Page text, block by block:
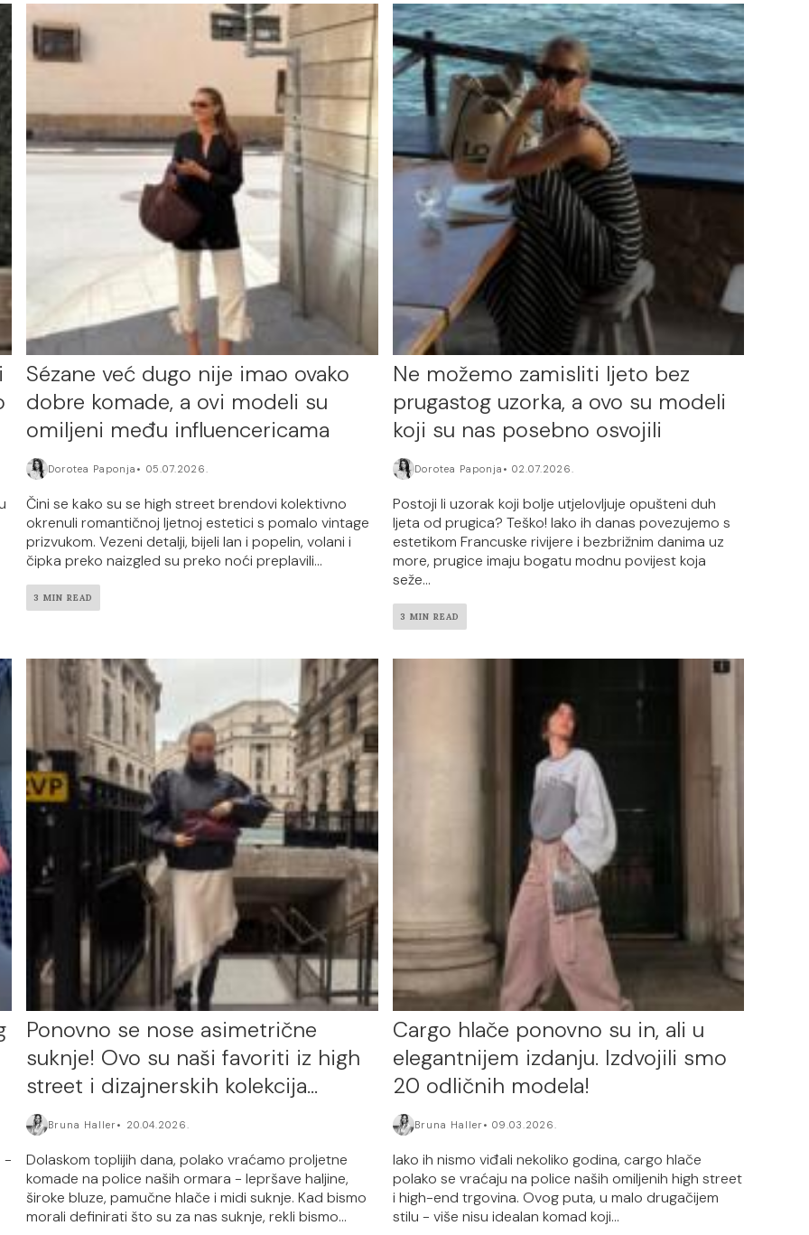
Sézane već dugo nije imao ovako
dobre komade, a ovi modeli su
omiljeni među influencericama
Dorotea Paponja 05.07.2026.
Čini se kako su se high street brendovi kolektivno
okrenuli romantičnoj ljetnoj estetici s pomalo vintage
prizvukom. Vezeni detalji, bijeli lan i popelin, volani i
čipka preko naizgled su preko noći preplavili...
3 MIN READ
Ne možemo zamisliti ljeto bez
prugastog uzorka, a ovo su modeli
koji su nas posebno osvojili
Dorotea Paponja 02.07.2026.
Postoji li uzorak koji bolje utjelovljuje opušteni duh
ljeta od prugica? Teško! Iako ih danas povezujemo s
estetikom Francuske rivijere i bezbrižnim danima uz
more, prugice imaju bogatu modnu povijest koja
seže...
3 MIN READ
-
Ponovno se nose asimetrične
suknje! Ovo su naši favoriti iz high
street i dizajnerskih kolekcija…
Bruna Haller 20.04.2026.
Dolaskom toplijih dana, polako vraćamo proljetne
komade na police naših ormara - lepršave haljine,
široke bluze, pamučne hlače i midi suknje. Kad bismo
morali definirati što su za nas suknje, rekli bismo...
Cargo hlače ponovno su in, ali u
elegantnijem izdanju. Izdvojili smo
20 odličnih modela!
Bruna Haller 09.03.2026.
Iako ih nismo viđali nekoliko godina, cargo hlače
polako se vraćaju na police naših omiljenih high street
i high-end trgovina. Ovog puta, u malo drugačijem
stilu - više nisu idealan komad koji...